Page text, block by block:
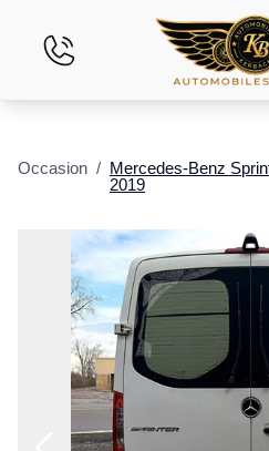
Évaluez
Crédit-
Nous
Occasion / Mercedes-Benz
2019